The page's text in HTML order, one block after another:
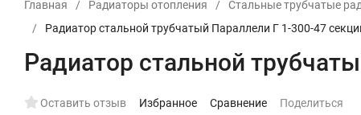
Главная / Радиаторы отопления / Стальные трубчатые
/
Радиатор стальной трубчатый Параллели Г 1-300-47
Радиатор стальной
Оставить отзыв Избранное Сравнение Поделиться